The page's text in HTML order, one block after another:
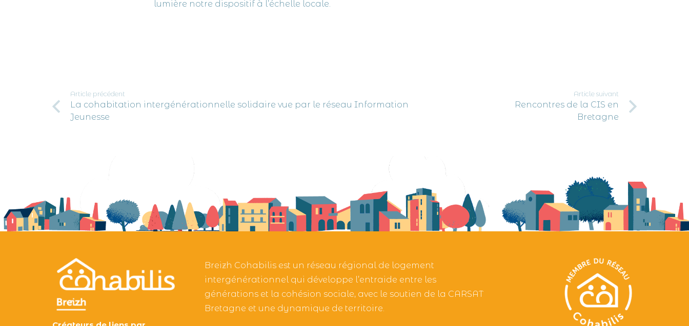
lumière notre dispositif à l’échelle locale.
Article précédent
La cohabitation intergénérationnelle solidaire vue par le réseau Information
Jeunesse
Article suivant
Rencontres de la CIS en
Bretagne
Breizh Cohabilis est un réseau régional de logement
intergénérationnel qui développe l’entraide entre les
générations et la cohésion sociale, avec le soutien de la CARSAT
Bretagne et une dynamique de territoire.